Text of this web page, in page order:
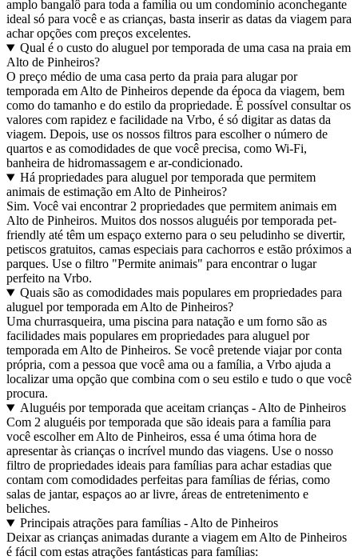
amplo bangalô para toda a família ou um condomínio aconchegante
ideal só para você e as crianças, basta inserir as datas da viagem para
achar opções com preços excelentes.
Qual é o custo do aluguel por temporada de uma casa na praia em
Alto de Pinheiros?
O preço médio de uma casa perto da praia para alugar por
temporada em Alto de Pinheiros depende da época da viagem, bem
como do tamanho e do estilo da propriedade. É possível consultar os
valores com rapidez e facilidade na Vrbo, é só digitar as datas da
viagem. Depois, use os nossos filtros para escolher o número de
quartos e as comodidades de que você precisa, como Wi-Fi,
banheira de hidromassagem e ar-condicionado.
Há propriedades para aluguel por temporada que permitem
animais de estimação em Alto de Pinheiros?
Sim. Você vai encontrar 2 propriedades que permitem animais em
Alto de Pinheiros. Muitos dos nossos aluguéis por temporada pet-
friendly até têm um espaço externo para o seu peludinho se divertir,
petiscos gratuitos, camas especiais para cachorros e estão próximos a
parques. Use o filtro "Permite animais" para encontrar o lugar
perfeito na Vrbo.
Quais são as comodidades mais populares em propriedades para
aluguel por temporada em Alto de Pinheiros?
Uma churrasqueira, uma piscina para natação e um forno são as
facilidades mais populares em propriedades para aluguel por
temporada em Alto de Pinheiros. Se você pretende viajar por conta
própria, com a pessoa que você ama ou a família, a Vrbo ajuda a
localizar uma opção que combina com o seu estilo e tudo o que você
procura.
Aluguéis por temporada que aceitam crianças - Alto de Pinheiros
Com 2 aluguéis por temporada que são ideais para a família para
você escolher em Alto de Pinheiros, essa é uma ótima hora de
apresentar às crianças o incrível mundo das viagens. Use o nosso
filtro de propriedades ideais para famílias para achar estadias que
contam com comodidades perfeitas para famílias de férias, como
salas de jantar, espaços ao ar livre, áreas de entretenimento e
beliches.
Principais atrações para famílias - Alto de Pinheiros
Deixar as crianças animadas durante a viagem em Alto de Pinheiros
é fácil com estas atrações fantásticas para famílias: